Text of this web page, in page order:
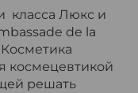
класса Люкс и
de la
космецевтикой
решать